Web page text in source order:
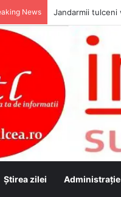
News Jandarmii tulceni
Ştirea zilei Administraţie